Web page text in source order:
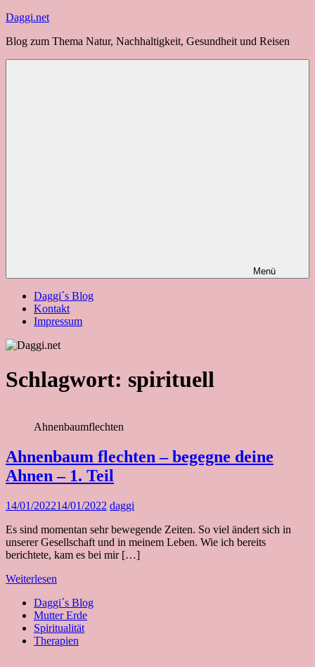
Zum
springen
Daggi.net
Blog zum Thema Natur, Nachhaltigkeit, Gesundheit und Reisen
Menü
Daggi´s Blog
Kontakt
Impressum
Schlagwort: spirituell
Ahnenbaumflechten
Ahnenbaum flechten – begegne deine
Ahnen – 1. Teil
14/01/202214/01/2022 daggi
Es sind momentan sehr bewegende Zeiten. So viel ändert sich in
unserer Gesellschaft und in meinem Leben. Wie ich bereits
berichtete, kam es bei mir […]
Weiterlesen
Daggi´s Blog
Mutter Erde
Spiritualität
Therapien